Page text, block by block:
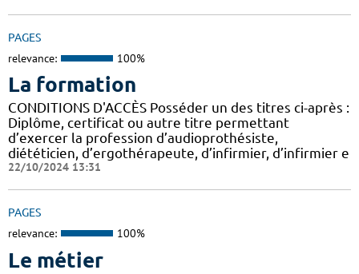
PAGES
relevance: 100%
La formation
CONDITIONS D'ACCÈS Posséder un des titres ci-après :
Diplôme, certificat ou autre titre permettant
d’exercer la profession d’audioprothésiste,
diététicien, d’ergothérapeute, d’infirmier, d’infirmier e
22/10/2024 13:31
PAGES
relevance: 100%
Le métier